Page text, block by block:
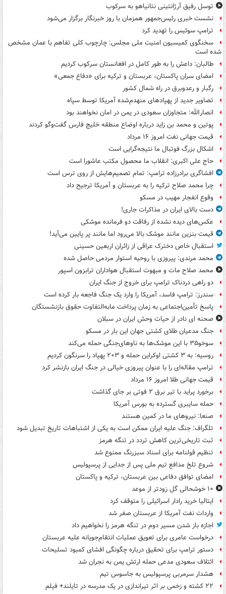
توسل رفیق آرژانتینی نتانیاهو به سرکوب
نشست خبری رئیس‌جمهور همزمان با روز خبرنگار برگزار می‌شود
ترامپ سوئیس را تهدید کرد
سخنگوی کمیسیون امنیت ملی مجلس: چارچوب کلی تفاهم با عمان مشخص
شده است
طالبان: داعش را به طور کامل در افغانستان سرکوب کردیم
امضای سران پاکستان، عربستان و ترکیه برای «دفاع جمعی»
رگبار و رعدوبرق در راه شمال کشور
تصاویر جدید از پهپادهای منهدم‌شده آمریکا توسط سپاه
انصارالله: متجاوزان سعودی در یمن در امان نخواهند بود
پوتین و محمد بن زاید درباره اوضاع منطقه خلیج فارس گفت‌وگو کردند
قیمت جهانی نفت امروز ۱۶ مرداد
اشکال بزرگ فوتبال ما نتیجه‌گرایی است
حاج علی اکبری: انقلاب ما محصول مکتب عاشورا است
افشاگری برادرزاده ترامپ: تمام تصمیم‌هایش از روی ترس است
چرا محمد صلاح ترکیه را به عربستان و آمریکا ترجیح داد
وقوع انفجار مهیب در مسکو
دست بالای ایران در مذاکرات جاری!
عکس‌های دیده نشده از رفاقت دو فرمانده‌ موشکی
قیمت بنزین مانند موشک بالا می‌رود اما مانند پر پایین می‌آید!
استقبال خاص دخترک عراقی از زائران اربعین حسینی
محمد مرندی: پیروزی با روحیه استوار مردمی حاصل شده
محمد صلاح مات و مبهوت استقبال هواداران ترابزون اسپور
دو راهی دردناک ترامپ برای خروج از جنگ ایران
سندرز: ترامپ فاسد، آمریکا را وارد یک جنگ فاجعه بار کرده است
پاسخ تأمین‌اجتماعی به زمان پرداخت مابه‌التفاوت حقوق بازنشستگان
صحنه ای نادر از حیات وحش ایران در سبلان
جنگ مدعیان طلای کشتی جهان این بار در مسکو
سوخو۳۵ با این موشک‌ها به ناوهای‌جنگی حمله می‌کند
روسیه: به ۳ کشتی اوکراین حمله و ۲۰۳ پهپاد را سرنگون کردیم
ترامپ مقاله‌ای را با عنوان پیروزی خیالی در جنگ ایران بازنشر کرد
قیمت جهانی طلا امروز ۱۶ مرداد
برخورد پراید با تیر برق ۲ فوتی بر جای گذاشت
حمله سایبری گسترده به بورس آمریکا
صنعا: نیروهای ما در کمین‌ هستند
تلگراف: جنگ علیه ایران ممکن است به یکی از اشتباهات تاریخ تبدیل شود
ثبت تاریخی‌ترین کاهش تردد در تنگه هرمز
تنظیم قولنامه برای اسناد سبزرنگ ممنوع شد
شروع تلخ مدافع تیم ملی پس از جدایی از پرسپولیس
امضای توافق دفاعی بین عربستان، ترکیه و پاکستان
۱۰ خوشحالی گل زودتر از موعد
ایتالیا خرید رادار اسرائیلی را متوقف کرد
واردات نفت آمریکا از عربستان صفر شد
اجازه باز شدن مسیر دوم در تنگه هرمز را نخواهیم داد
درخواست عامری برای تعویق عملیات انتقام‌جویانه علیه عربستان
دستور ترامپ برای تحقیق درباره چگونگی افشای کمبود تسلیحات
ائتلاف سعودی مدعی حمله ارتش یمن به نجران شد
هشدار سرمربی پرسپولیس به جاسوس تیم
۲۲ کشته و زخمی بر اثر تیراندازی در یک مدرسه در تایلند+ فیلم